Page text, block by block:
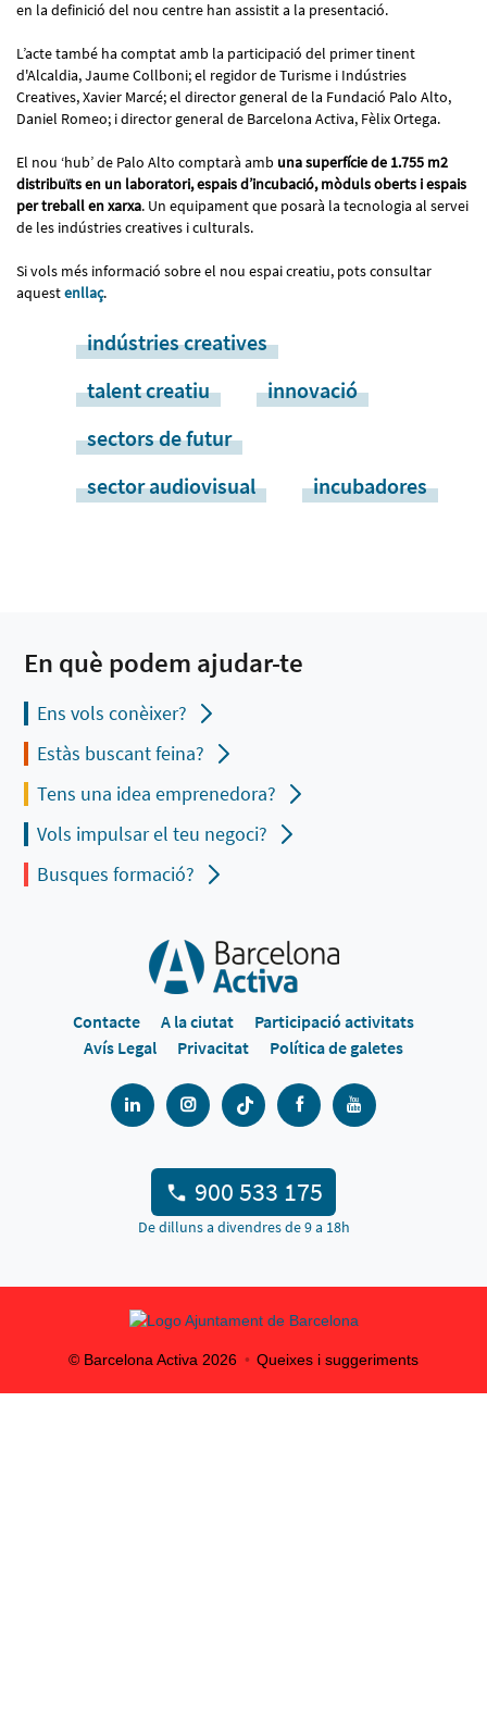
en la definició del nou centre han assistit a la presentació.
L’acte també ha comptat amb la participació del primer tinent
d'Alcaldia, Jaume Collboni; el regidor de Turisme i Indústries
Creatives, Xavier Marcé; el director general de la Fundació Palo Alto,
Daniel Romeo; i director general de Barcelona Activa, Fèlix Ortega.
El nou ‘hub’ de Palo Alto comptarà amb una superfície de 1.755 m2
distribuïts en un laboratori, espais d’incubació, mòduls oberts i espais
per treball en xarxa. Un equipament que posarà la tecnologia al servei
de les indústries creatives i culturals.
Si vols més informació sobre el nou espai creatiu, pots consultar
aquestenllaç.
indústries creatives
talent creatiu
innovació
sectors de futur
sector audiovisual
incubadores
En què podem ajudar-te
Ens vols conèixer?
Estàs buscant feina?
Tens una idea emprenedora?
Vols impulsar el teu negoci?
Busques formació?
Contacte A la ciutat
Participació activitats
Avís Legal
Privacitat Política de galetes
900 533 175
De dilluns a divendres de 9 a 18h
© Barcelona Activa 2026 Queixes i suggeriments